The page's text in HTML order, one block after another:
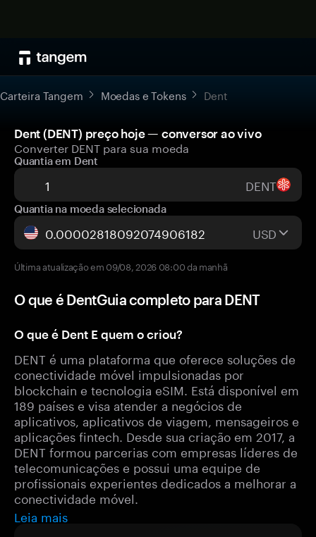
Carteira Tangem Moedas e Tokens Dent
Dent (DENT) preço hoje — conversor ao vivo
Converter DENT para sua moeda
Quantia em Dent
DENT
Quantia na moeda selecionada
USD
Última atualização em 09/08, 2026 08:00 da manhã
O que é DentGuia completo para DENT
O que é Dent E quem o criou?
DENT é uma plataforma que oferece soluções de
conectividade móvel impulsionadas por
blockchain e tecnologia eSIM. Está disponível em
189 países e visa atender a negócios de
aplicativos, aplicativos de viagem, mensageiros e
aplicações fintech. Desde sua criação em 2017, a
DENT formou parcerias com empresas líderes de
telecomunicações e possui uma equipe de
profissionais experientes dedicados a melhorar a
conectividade móvel.
Leia mais